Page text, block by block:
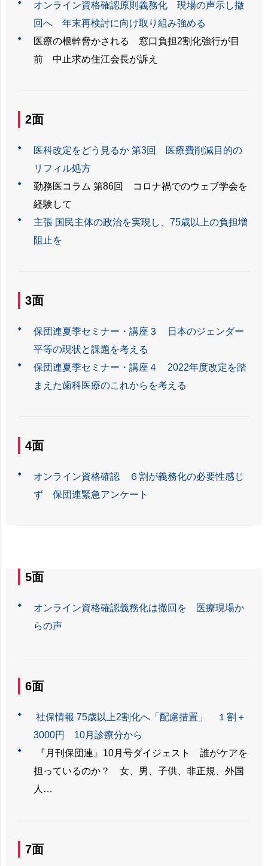
オンライン資格確認原則義務化 現場の声示し撤
回へ 年末再検討に向け取り組み強める
医療の根幹脅かされる 窓口負担2割化強行が目
前 中止求め住江会長が訴え
2面
医科改定をどう見るか 第3回 医療費削減目的の
リフィル処方
勤務医コラム 第86回 コロナ禍でのウェブ学会を
経験して
主張 国民主体の政治を実現し、75歳以上の負担増
阻止を
3面
保団連夏季セミナー・講座３ 日本のジェンダー
平等の現状と課題を考える
保団連夏季セミナー・講座４ 2022年度改定を踏
まえた歯科医療のこれからを考える
4面
オンライン資格確認 ６割が義務化の必要性感じ
ず 保団連緊急アンケート
5面
オンライン資格確認義務化は撤回を 医療現場か
らの声
6面
社保情報 75歳以上2割化へ「配慮措置」 １割＋
3000円 10月診療分から
『月刊保団連』10月号ダイジェスト 誰がケアを
担っているのか？ 女、男、子供、非正規、外国
人…
7面